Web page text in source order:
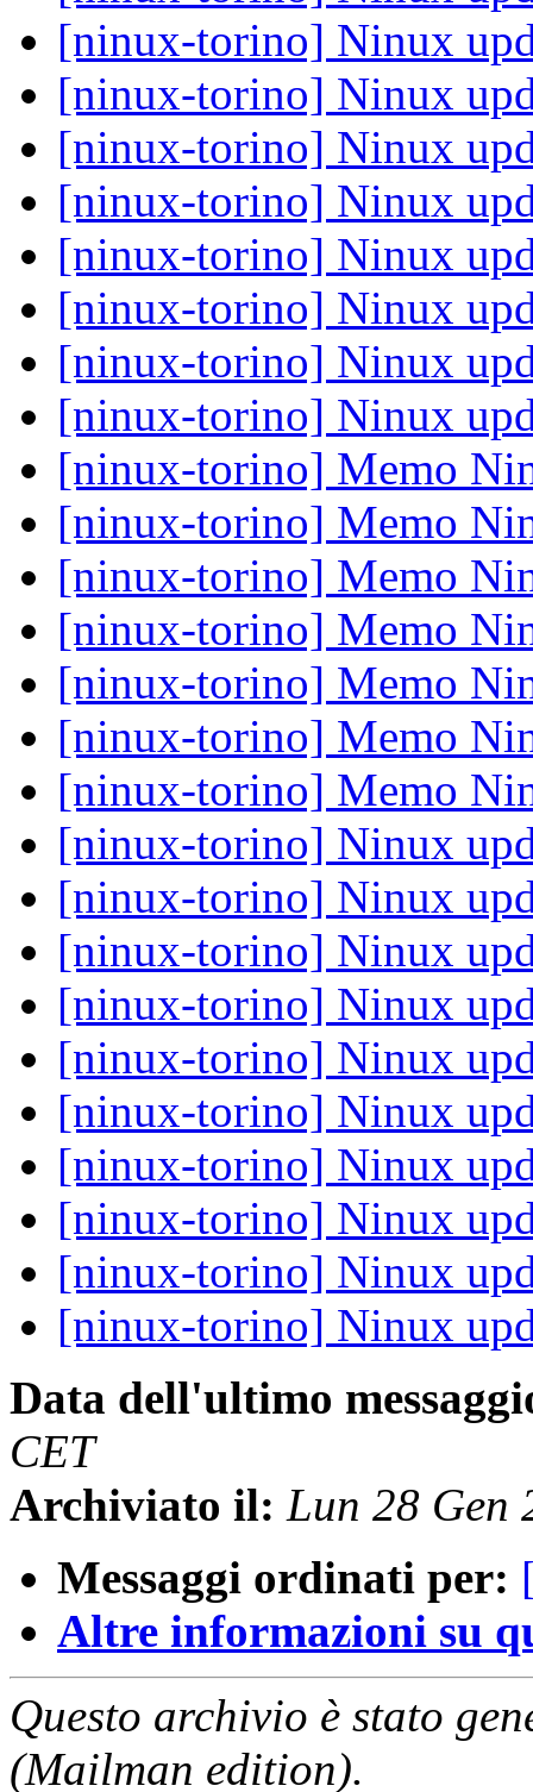
[ninux-torino] Ninux
[ninux-torino] Ninux
[ninux-torino] Ninux
[ninux-torino] Ninux
[ninux-torino] Ninux
[ninux-torino] Ninux
[ninux-torino] Ninux
[ninux-torino] Ninux
[ninux-torino] Memo
[ninux-torino] Memo
[ninux-torino] Memo
[ninux-torino] Memo
[ninux-torino] Memo
[ninux-torino] Memo
[ninux-torino] Memo
[ninux-torino] Ninux
[ninux-torino] Ninux
[ninux-torino] Ninux
[ninux-torino] Ninux
[ninux-torino] Ninux
[ninux-torino] Ninux
[ninux-torino] Ninux
[ninux-torino] Ninux
[ninux-torino] Ninux
[ninux-torino] Ninux
Data dell'ultimo
CET
Archiviato il: Lun 28 Gen
Messaggi ordinati per:
Altre informazioni su
Questo archivio è stato
(Mailman edition).